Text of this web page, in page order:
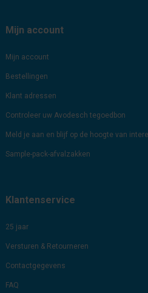
Mijn account
Mijn account
Bestellingen
Klant adressen
Controleer uw Avodesch tegoedbon
Meld je aan en blijf op de hoogte van
Sample-pack-afvalzakken
Klantenservice
25 jaar
Versturen & Retourneren
Contactgegevens
FAQ